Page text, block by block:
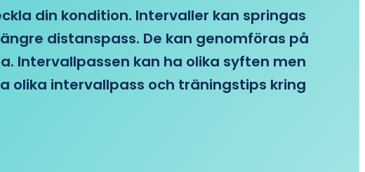
din kondition. Intervaller kan springas
distanspass. De kan genomföras på
Intervallpassen kan ha olika syften men
intervallpass och träningstips kring